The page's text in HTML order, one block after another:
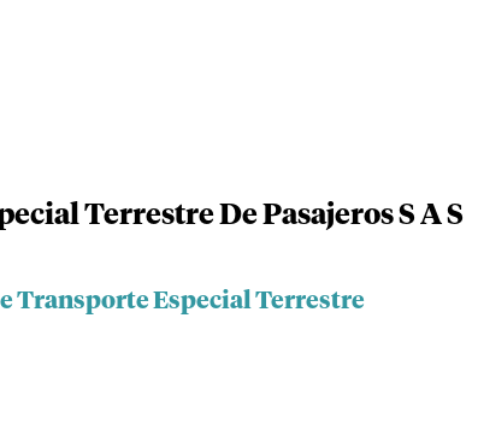
Terrestre De Pasajeros S A S
Transporte Especial Terrestre